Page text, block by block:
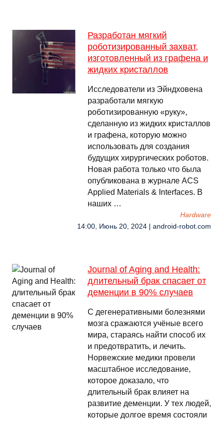
Разработан мягкий
роботизированный захват,
изготовленный из графена и
жидких кристаллов
Исследователи из Эйндховена
разработали мягкую
роботизированную «руку»,
сделанную из жидких кристаллов
и графена, которую можно
использовать для создания
будущих хирургических роботов.
Новая работа только что была
опубликована в журнале ACS
Applied Materials & Interfaces. В
наших …
Hardware
14:00, Июнь 20, 2024 | android-robot.com
Journal of Aging and Health:
длительный брак спасает от
деменции в 90% случаев
С дегенеративными болезнями
мозга сражаются учёные всего
мира, стараясь найти способ их
и предотвратить, и лечить.
Норвежские медики провели
масштабное исследование,
которое доказало, что
длительный брак влияет на
развитие деменции. У тех людей,
которые долгое время состояли